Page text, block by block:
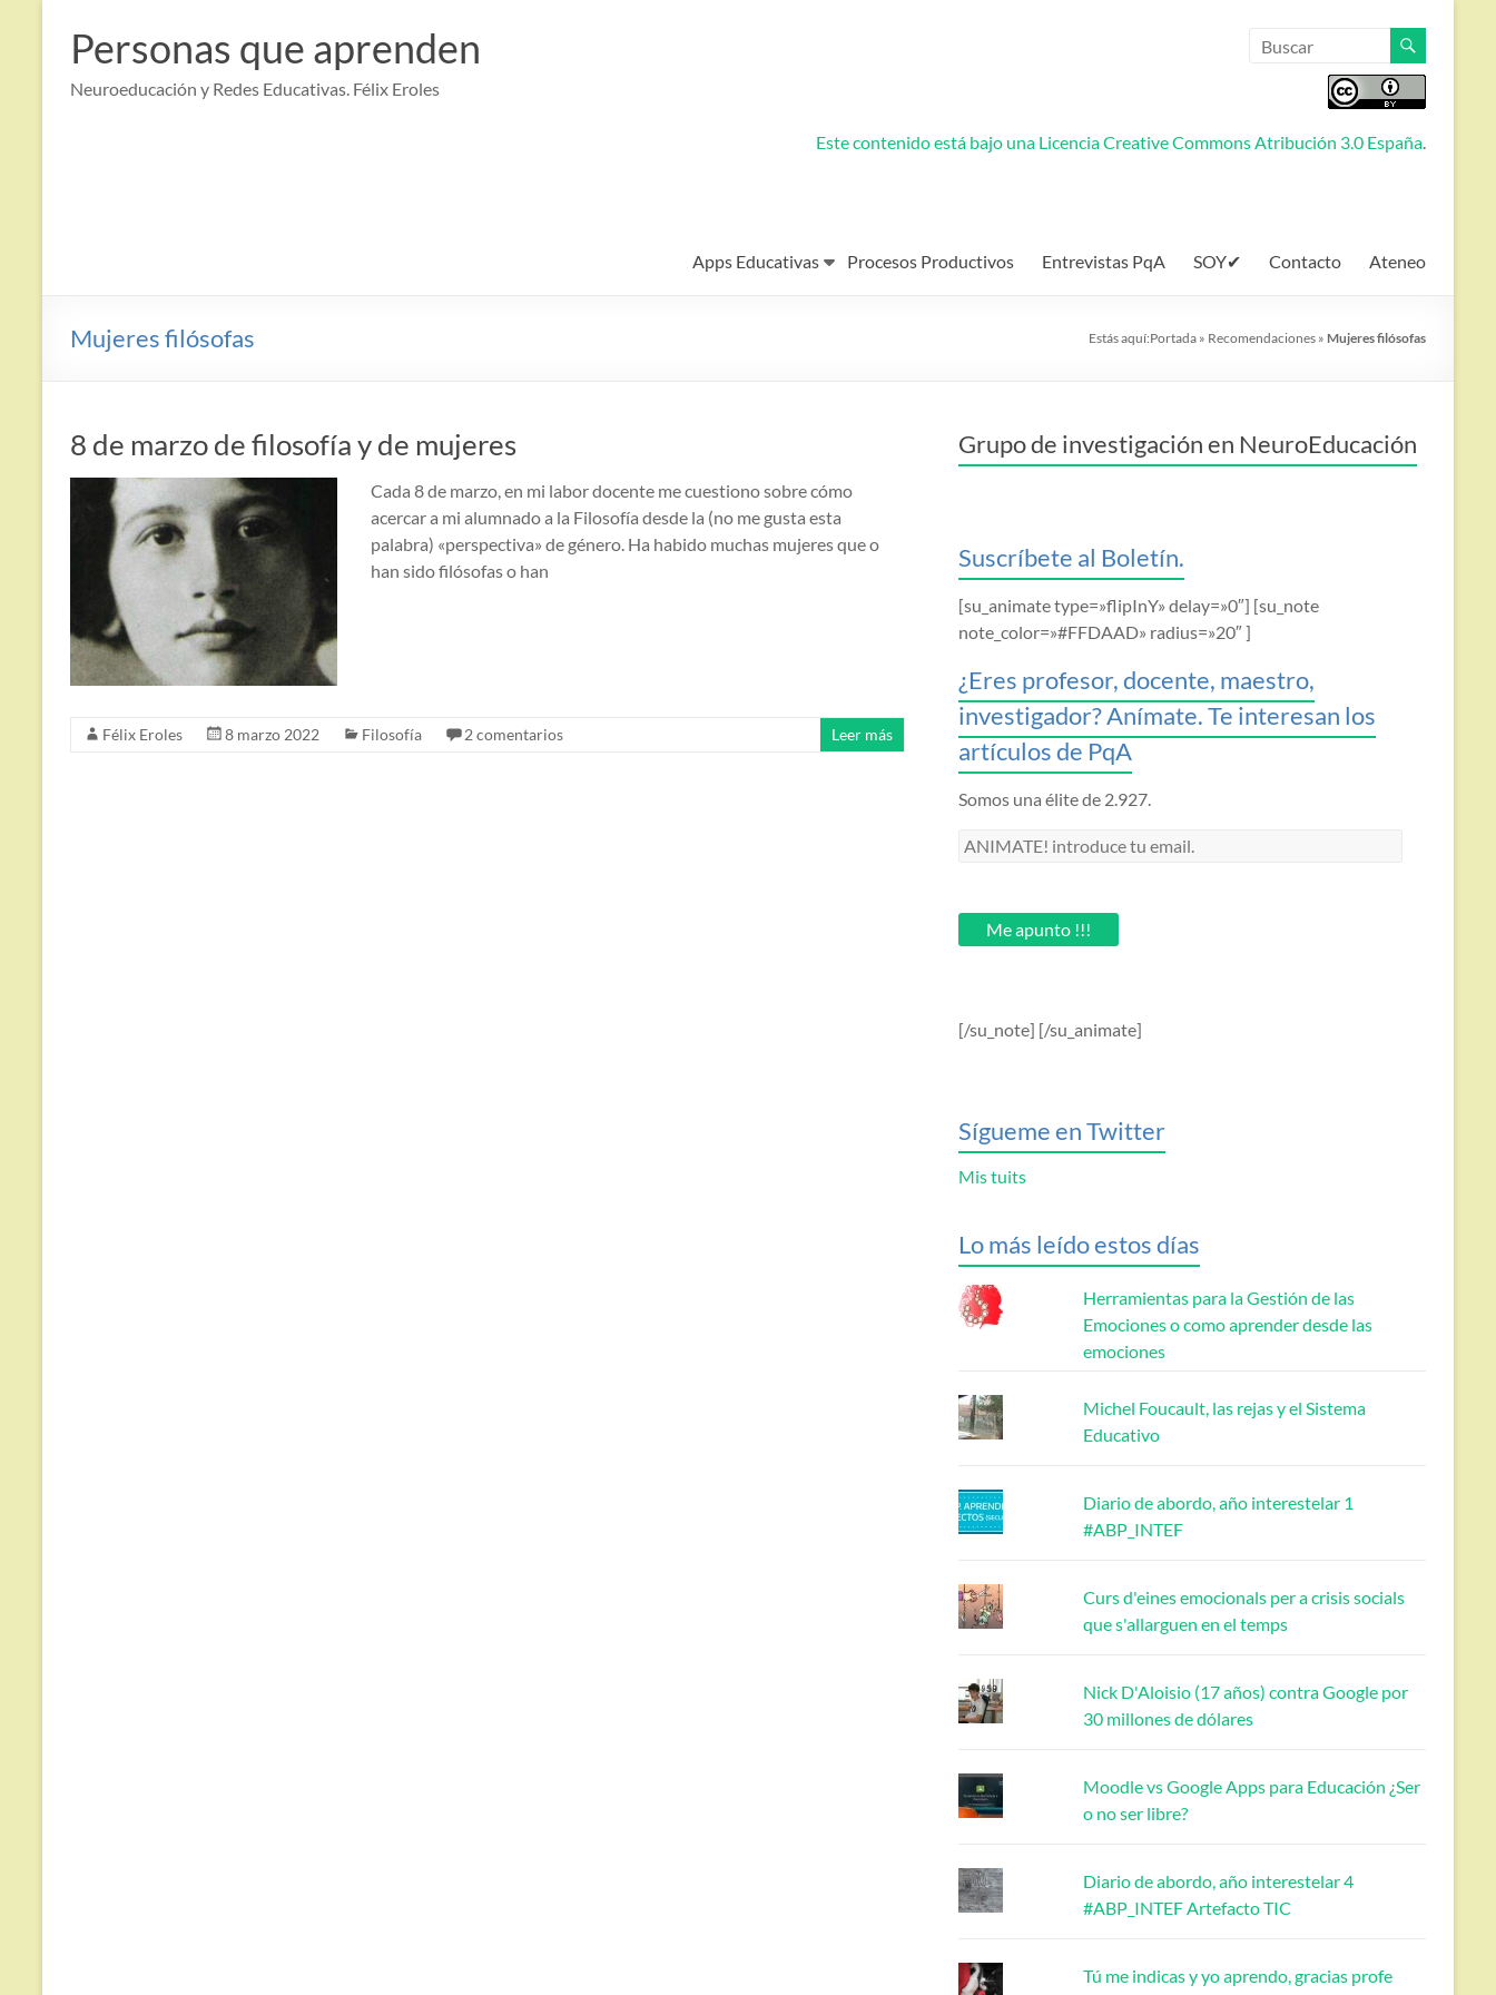
contenido
Personas que aprenden
Neuroeducación y Redes Educativas. Félix Eroles
Este contenido está bajo una Licencia Creative Commons Atribución 3.0 España.
Apps Educativas Procesos Productivos Entrevistas PqA SOY✔ Contacto Ateneo
Mujeres filósofas Estás aquí:Portada » Recomendaciones » Mujeres filósofas
8 de marzo de filosofía y de mujeres
Cada 8 de marzo, en mi labor docente me cuestiono sobre cómo
acercar a mi alumnado a la Filosofía desde la (no me gusta esta
palabra) «perspectiva» de género. Ha habido muchas mujeres que o
han sido filósofas o han
Félix Eroles 8 marzo 2022 Filosofía 2 comentarios Leer más
Grupo de investigación en NeuroEducación
Suscríbete al Boletín.
[su_animate type=»flipInY» delay=»0″] [su_note
note_color=»#FFDAAD» radius=»20″ ]
¿Eres profesor, docente, maestro,
investigador? Anímate. Te interesan los
artículos de PqA
Somos una élite de 2.927.
ANIMATE!
email.Me apunto !!!
[/su_note] [/su_animate]
Sígueme en Twitter
Mis tuits
Lo más leído estos días
Herramientas para la Gestión de las
Emociones o como aprender desde las
emociones
Michel Foucault, las rejas y el Sistema
Educativo
Diario de abordo, año interestelar 1
#ABP_INTEF
Curs d'eines emocionals per a crisis socials
que s'allarguen en el temps
Nick D'Aloisio (17 años) contra Google por
30 millones de dólares
Moodle vs Google Apps para Educación ¿Ser
o no ser libre?
Diario de abordo, año interestelar 4
#ABP_INTEF Artefacto TIC
Tú me indicas y yo aprendo, gracias profe